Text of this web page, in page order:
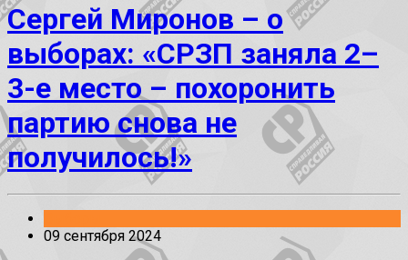
Сергей Миронов – о
выборах: «СРЗП заняла 2–
3-е место – похоронить
партию снова не
получилось!»
09 сентября 2024